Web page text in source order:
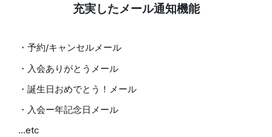
充実したメール通知機能
・予約/キャンセルメール
・入会ありがとうメール
・誕生日おめでとう！メール
・入会ー年記念日メール
...etc